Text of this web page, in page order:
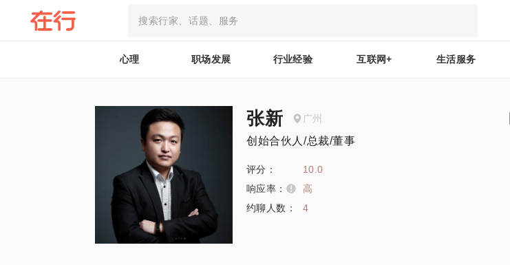
心理 职场发展 行业经验 互联网+ 生活服务
张新 广州
创始合伙人/总裁/董事
评分：
10.0
响应率：
高
约聊人数：
4